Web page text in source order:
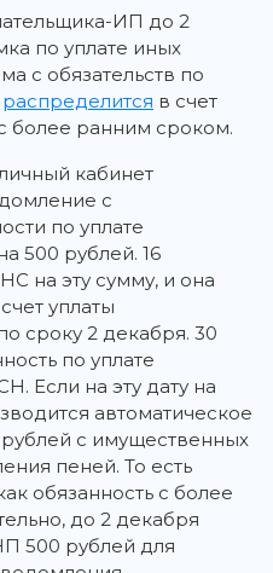
ИП до 2
по уплате иных
с обязательств по
распределится в счет
более ранним сроком.
кабинет
с
по уплате
500 рублей. 16
на эту сумму, и она
уплаты
сроку 2 декабря. 30
по уплате
Если на эту дату на
автоматическое
с имущественных
пеней. То есть
обязанность с более
до 2 декабря
500 рублей для